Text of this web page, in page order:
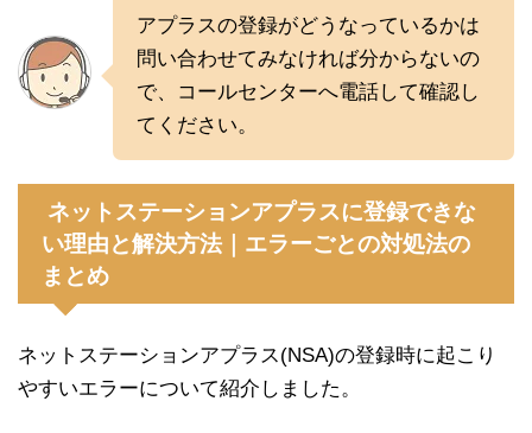
アプラスの登録がどうなっているかは
問い合わせてみなければ分からないの
で、コールセンターへ電話して確認し
てください。
ネットステーションアプラスに登録できな
い理由と解決方法｜エラーごとの対処法の
まとめ
ネットステーションアプラス(NSA)の登録時に起こり
やすいエラーについて紹介しました。